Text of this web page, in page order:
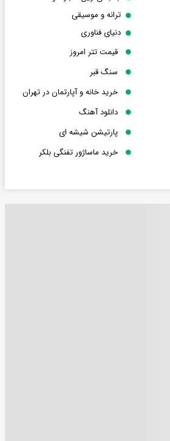
ترانه و موسیقی
دنیای فناوری
قیمت تتر امروز
سنگ قبر
خرید خانه و آپارتمان در تهران
دانلود آهنگ
پارتیشن شیشه ای
خرید ماساژور تفنگی بلکر